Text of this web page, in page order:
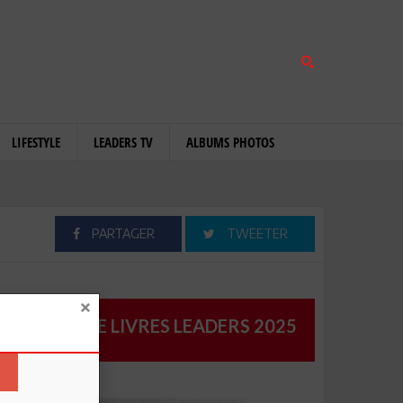
LIFESTYLE LEADERS TV ALBUMS PHOTOS
PARTAGER TWEETER
CATALOGUE LIVRES LEADERS 2025